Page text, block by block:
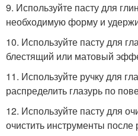
9. Используйте пасту для
необходимую форму и
10. Используйте пасту для
блестящий или матовый
11. Используйте ручку для
распределить глазурь по
12. Используйте пасту для
очистить инструменты после